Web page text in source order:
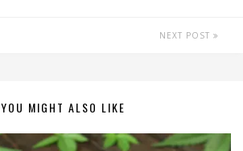
NEXT POST
YOU MIGHT ALSO LIKE